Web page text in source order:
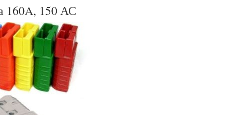
160A, 150 АС